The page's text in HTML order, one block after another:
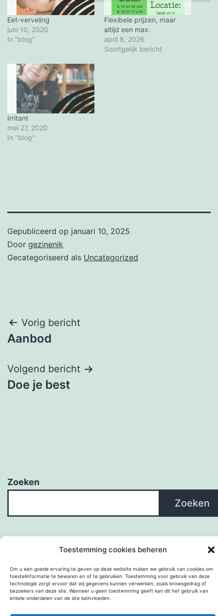
Toestemming cookies beheren
Om u een goede ervaring te geven op deze website maken we gebruik van cookies om
toestelinformatie te bewaren en of te gebruiken. Toestemming voor gebruik van deze
technologie zorgt ervoor dat wij gegevens kunnen verwerken, zoals browsgedrag of
bezoekers van deze site. Wanneer u geen toestemming geeft kan dit het gebruik van
enkele onderdelen van de site beïnvloeden.
Eet-verveling
juni 10, 2020
In "blog"
Flexibele prijzen, maar
altijd een max.
april 8, 2026
Soortgelijk bericht
Irritant
mei 27, 2020
In "blog"
Gepubliceerd op januari 10, 2025
Door gezinenik
Gecategoriseerd als Uncategorized
Bericht
navigatie
Vorig bericht
Aanbod
Volgend bericht
Doe je best
Zoeken
Zoeken